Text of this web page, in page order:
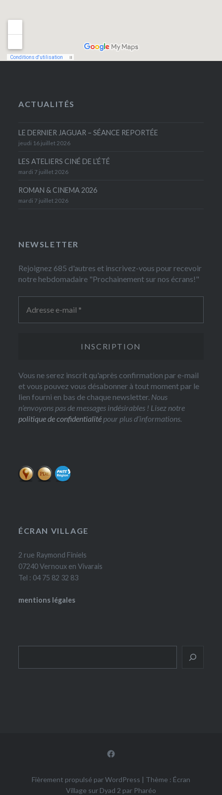
ACTUALITÉS
LE DERNIER JAGUAR – SÉANCE REPORTÉE
jeudi 16 juillet 2026
LES ATELIERS CINÉ DE L’ÉTÉ
mardi 7 juillet 2026
ROMAN & CINEMA 2026
mardi 7 juillet 2026
NEWSLETTER
Rejoignez 685 d'autres et inscrivez-vous pour recevoir
notre hebdomadaire "Prochainement sur nos écrans!"
Vous ne serez inscrit qu'après confirmation par e-mail
et vous pouvez vous désabonner à tout moment par le
lien fourni en bas de chaque newsletter. Nous
n’envoyons pas de messages indésirables ! Lisez notre
politique de confidentialité pour plus d’informations.
ÉCRAN VILLAGE
2 rue Raymond Finiels
07240 Vernoux en Vivarais
Tel : 04 75 82 32 83
mentions légales
Facebook
Fièrement propulsé par WordPress | Thème : Écran
Village sur Dyad 2 par Pharéo